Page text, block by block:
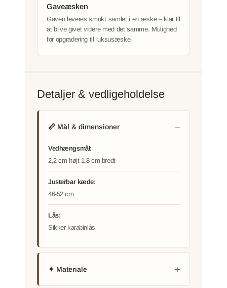
Gaveæsken
Gaven leveres smukt samlet i en æske – klar til
at blive givet videre med det samme. Mulighed
for opgradering til luksusæske.
Detaljer & vedligeholdelse
📏 Mål & dimensioner
Vedhængsmål:
2,2 cm højt 1,8 cm bredt
Justerbar kæde:
46-52 cm
Lås:
Sikker karabinlås
✦ Materiale